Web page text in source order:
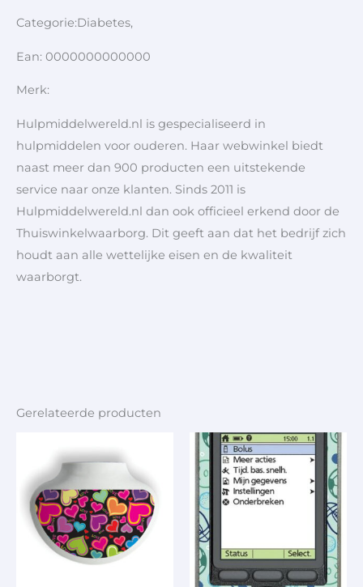
Categorie:Diabetes,
Ean: 0000000000000
Merk:
Hulpmiddelwereld.nl is gespecialiseerd in
hulpmiddelen voor ouderen. Haar webwinkel biedt
naast meer dan 900 producten een uitstekende
service naar onze klanten. Sinds 2011 is
Hulpmiddelwereld.nl dan ook officieel erkend door de
Thuiswinkelwaarborg. Dit geeft aan dat het bedrijf zich
houdt aan alle wettelijke eisen en de kwaliteit
waarborgt.
Gerelateerde producten